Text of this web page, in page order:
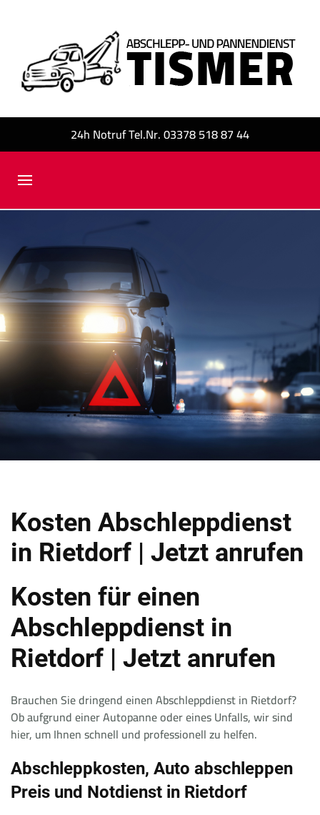
24h Notruf Tel.Nr. 03378 518 87 44
Kosten Abschleppdienst
in Rietdorf | Jetzt anrufen
Kosten für einen
Abschleppdienst in
Rietdorf | Jetzt anrufen
Brauchen Sie dringend einen Abschleppdienst in Rietdorf?
Ob aufgrund einer Autopanne oder eines Unfalls, wir sind
hier, um Ihnen schnell und professionell zu helfen.
Abschleppkosten, Auto abschleppen
Preis und Notdienst in Rietdorf